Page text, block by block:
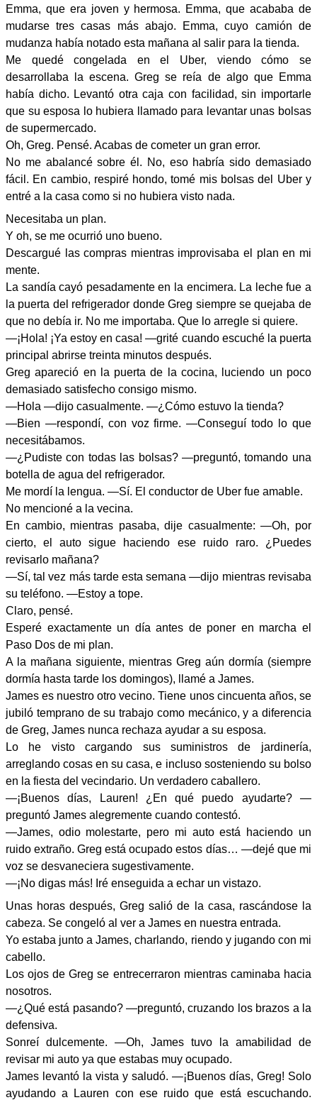
Emma, que era joven y hermosa. Emma, que acababa de
mudarse tres casas más abajo. Emma, cuyo camión de
mudanza había notado esta mañana al salir para la tienda.
Me quedé congelada en el Uber, viendo cómo se
desarrollaba la escena. Greg se reía de algo que Emma
había dicho. Levantó otra caja con facilidad, sin importarle
que su esposa lo hubiera llamado para levantar unas bolsas
de supermercado.
Oh, Greg. Pensé. Acabas de cometer un gran error.
No me abalancé sobre él. No, eso habría sido demasiado
fácil. En cambio, respiré hondo, tomé mis bolsas del Uber y
entré a la casa como si no hubiera visto nada.
Necesitaba un plan.
Y oh, se me ocurrió uno bueno.
Descargué las compras mientras improvisaba el plan en mi
mente.
La sandía cayó pesadamente en la encimera. La leche fue a
la puerta del refrigerador donde Greg siempre se quejaba de
que no debía ir. No me importaba. Que lo arregle si quiere.
—¡Hola! ¡Ya estoy en casa! —grité cuando escuché la puerta
principal abrirse treinta minutos después.
Greg apareció en la puerta de la cocina, luciendo un poco
demasiado satisfecho consigo mismo.
—Hola —dijo casualmente. —¿Cómo estuvo la tienda?
—Bien —respondí, con voz firme. —Conseguí todo lo que
necesitábamos.
—¿Pudiste con todas las bolsas? —preguntó, tomando una
botella de agua del refrigerador.
Me mordí la lengua. —Sí. El conductor de Uber fue amable.
No mencioné a la vecina.
En cambio, mientras pasaba, dije casualmente: —Oh, por
cierto, el auto sigue haciendo ese ruido raro. ¿Puedes
revisarlo mañana?
—Sí, tal vez más tarde esta semana —dijo mientras revisaba
su teléfono. —Estoy a tope.
Claro, pensé.
Esperé exactamente un día antes de poner en marcha el
Paso Dos de mi plan.
A la mañana siguiente, mientras Greg aún dormía (siempre
dormía hasta tarde los domingos), llamé a James.
James es nuestro otro vecino. Tiene unos cincuenta años, se
jubiló temprano de su trabajo como mecánico, y a diferencia
de Greg, James nunca rechaza ayudar a su esposa.
Lo he visto cargando sus suministros de jardinería,
arreglando cosas en su casa, e incluso sosteniendo su bolso
en la fiesta del vecindario. Un verdadero caballero.
—¡Buenos días, Lauren! ¿En qué puedo ayudarte? —
preguntó James alegremente cuando contestó.
—James, odio molestarte, pero mi auto está haciendo un
ruido extraño. Greg está ocupado estos días… —dejé que mi
voz se desvaneciera sugestivamente.
—¡No digas más! Iré enseguida a echar un vistazo.
Unas horas después, Greg salió de la casa, rascándose la
cabeza. Se congeló al ver a James en nuestra entrada.
Yo estaba junto a James, charlando, riendo y jugando con mi
cabello.
Los ojos de Greg se entrecerraron mientras caminaba hacia
nosotros.
—¿Qué está pasando? —preguntó, cruzando los brazos a la
defensiva.
Sonreí dulcemente. —Oh, James tuvo la amabilidad de
revisar mi auto ya que estabas muy ocupado.
James levantó la vista y saludó. —¡Buenos días, Greg! Solo
ayudando a Lauren con ese ruido que está escuchando.